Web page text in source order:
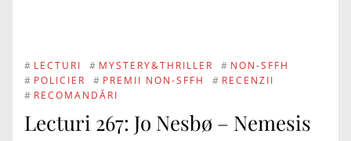
# LECTURI # MYSTERY&THRILLER # NON-SFFH
# POLICIER # PREMII NON-SFFH # RECENZII
# RECOMANDĂRI
Lecturi 267: Jo Nesbø – Nemesis